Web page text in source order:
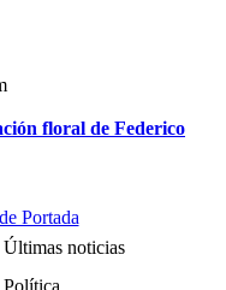
floral de Federico
Portada
Últimas noticias
Política